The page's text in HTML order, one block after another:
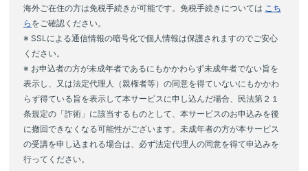
たは消去、第三者提供の停止の請求、または第三者提供記録の開示を
希望される場合は、遅滞なく、または必要な調査を行った上で、合理
的な範囲内でこれに応じます。
詳しいお手続き方法については
いてをご参照ください。
5.保有個人データの安全管理のために講じた措置
当社では、個人情報保護法に基づき、保有個人データ安全管理のため
に以下の措置を講じています。
（個人情報保護方針の策定）
個人データの適正な取扱いの確保のため、関係法令等の遵守、個人情
報の取得・利用・提供について、個人情報の取得元について、お問い
きます。
会員の資格は、会員本人が希望しても、アメリアの判断により更新
しない場合もあることとします。
第6条(入会の承認）
アメリアは、別途定める方法にて入会申込を受け付け、必要な手続
等を経た後に入会を承認します｡
入会に必要な手続等が完了するまでの間、入会申込をした者(以下
「入会申込者」といいます。）は、アメリアが別途定めるサービス
を、この会員規約に基づき利用することができます。但し、このこ
とはアメリアが入会を承認したこととはみなされません。
第7条(入会の不承認）
アメリアは、審査の結果、入会申込者が以下のいずれかに該当する
するものとします。
第1項のポイント数に関する最終的な決定は当社が行うものとし、会員
はこれに従うものとします。
会員は、別途当社が指定する場合を除き、1つのアカウントにて保有す
るポイントを他のアカウントに移動すること、他の会員に譲渡または質
入れすること、会員間でポイントを共有、交換すること等はできませ
ん。
会員は、いかなる場合でもポイントを換金することはできません。
ポイントの利用は、会員本人が行うものとし、当該会員以外の第三者が
行うことはできません。
当社は、ポイント利用時に入力されたIDおよびパスワードが登録された
ものと一致することを当社が所定の方法により確認した場合には、会員
海外ご在住の方は免税手続きが可能です。免税手続きについては こち
ら をご確認ください。
※ SSLによる通信情報の暗号化で個人情報は保護されますのでご安心
ください。
※ お申込者の方が未成年者であるにもかかわらず未成年者でない旨を
表示し、又は法定代理人（親権者等）の同意を得ていないにもかかわ
らず得ている旨を表示して本サービスに申し込んだ場合、民法第２１
条規定の「詐術」に該当するものとして、本サービスのお申込みを後
に撤回できなくなる可能性がございます。未成年者の方が本サービス
の受講を申し込まれる場合は、必ず法定代理人の同意を得て申込みを
行ってください。